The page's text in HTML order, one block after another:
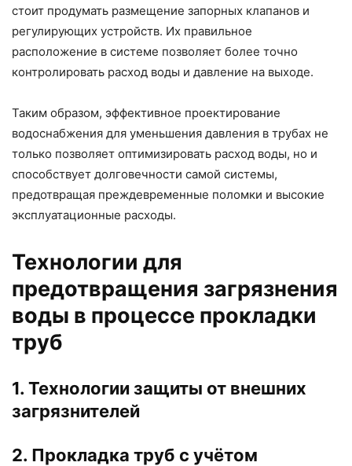
стоит продумать размещение запорных клапанов и
регулирующих устройств. Их правильное
расположение в системе позволяет более точно
контролировать расход воды и давление на выходе.
Таким образом, эффективное проектирование
водоснабжения для уменьшения давления в трубах не
только позволяет оптимизировать расход воды, но и
способствует долговечности самой системы,
предотвращая преждевременные поломки и высокие
эксплуатационные расходы.
Технологии для
предотвращения загрязнения
воды в процессе прокладки
труб
1. Технологии защиты от внешних
загрязнителей
2. Прокладка труб с учётом